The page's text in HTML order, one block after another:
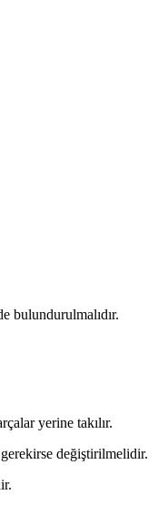
bulundurulmalıdır.
yerine takılır.
değiştirilmelidir.